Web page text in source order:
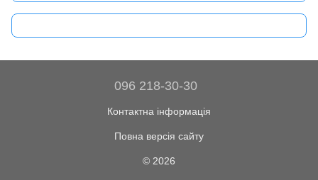
096 218-30-30
Контактна інформація
Повна версія сайту
© 2026